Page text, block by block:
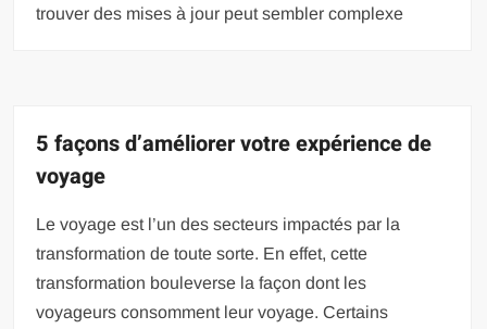
trouver des mises à jour peut sembler complexe
5 façons d’améliorer votre expérience de
voyage
Le voyage est l’un des secteurs impactés par la
transformation de toute sorte. En effet, cette
transformation bouleverse la façon dont les
voyageurs consomment leur voyage. Certains